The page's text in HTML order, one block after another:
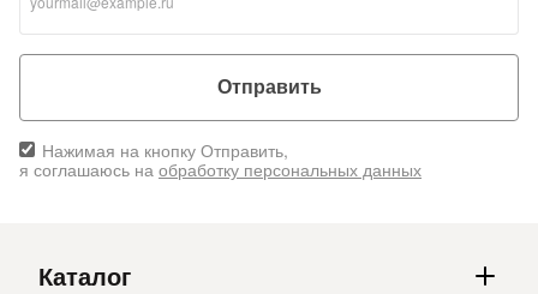
Отправить
Нажимая на кнопку Отправить,
я соглашаюсь на обработку персональных данных
Каталог